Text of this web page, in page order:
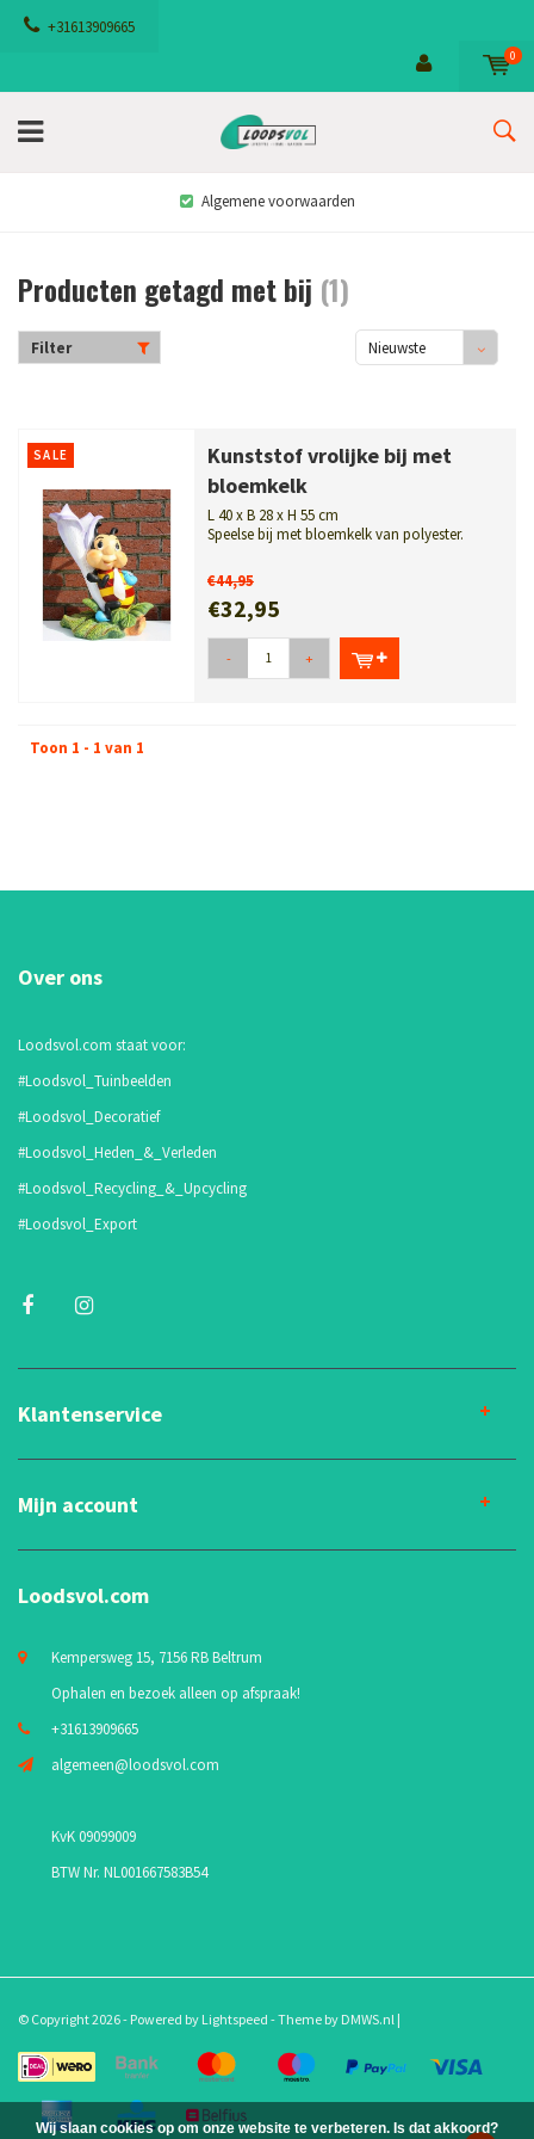
+31613909665
0
Algemene voorwaarden
Producten getagd met bij (1)
Filter
Nieuwste
SALE
Kunststof vrolijke bij met
bloemkelk
L 40 x B 28 x H 55 cm
Speelse bij met bloemkelk van polyester.
€44,95
€32,95
- +
Toon 1 - 1 van 1
Over ons
Loodsvol.com staat voor:
#Loodsvol_Tuinbeelden
#Loodsvol_Decoratief
#Loodsvol_Heden_&_Verleden
#Loodsvol_Recycling_&_Upcycling
#Loodsvol_Export
Klantenservice
Mijn account
Loodsvol.com
Kempersweg 15, 7156 RB Beltrum
Ophalen en bezoek alleen op afspraak!
+31613909665
algemeen@loodsvol.com
KvK 09099009
BTW Nr. NL001667583B54
© Copyright 2026 - Powered by Lightspeed - Theme by DMWS.nl |
Wij slaan cookies op om onze website te verbeteren. Is dat akkoord?